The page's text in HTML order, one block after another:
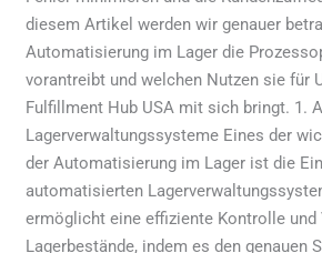
diesem Artikel werden wir genauer
Automatisierung im Lager die
vorantreibt und welchen Nutzen sie für
Fulfillment Hub USA mit sich bringt. 1.
Lagerverwaltungssysteme Eines der
der Automatisierung im Lager ist die
automatisierten
ermöglicht eine effiziente Kontrolle und
Lagerbestände, indem es den genauen